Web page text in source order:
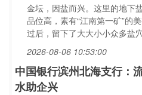
金坛，因盐而兴。这里的地下
品位高，素有“江南第一矿”的
过后，留下了大大小小众多盐
2026-08-06 10:53:00
中国银行滨州北海支行：
水助企兴